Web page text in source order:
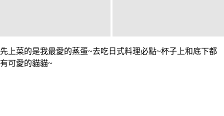
先上菜的是我最愛的蒸蛋~去吃日式料理必點~杯子上和底下都
有可愛的貓貓~